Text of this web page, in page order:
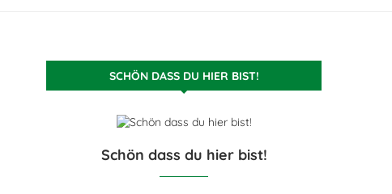
SCHÖN DASS DU HIER BIST!
Schön dass du hier bist!